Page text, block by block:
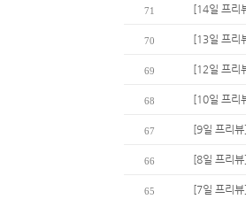
71 [14일 프리
70 [13일 프리
69 [12일 프리
68 [10일 프리
67 [9일 프리
66 [8일 프리
65 [7일 프리뷰